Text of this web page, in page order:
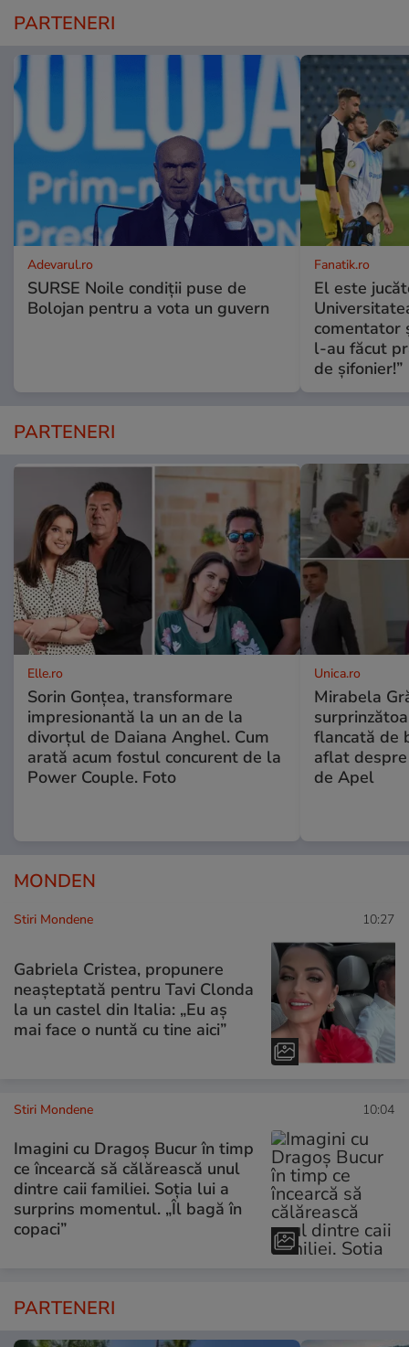
PARTENERI
Adevarul.ro
SURSE Noile condiții puse de
Bolojan pentru a vota un guvern
Fanatik.ro
El este
comentator
l-au făcut
de șifonier!”
PARTENERI
Elle.ro
Sorin Gonțea, transformare
impresionantă la un an de la
divorțul de Daiana Anghel. Cum
arată acum fostul concurent de la
Power Couple. Foto
Unica.ro
Mirabela
flancată de
aflat
de Apel
MONDEN
Stiri Mondene 10:27
Gabriela Cristea, propunere
neașteptată pentru Tavi Clonda
la un castel din Italia: „Eu aș
mai face o nuntă cu tine aici”
Stiri Mondene 10:04
Imagini cu Dragoș Bucur în timp
ce încearcă să călărească unul
dintre caii familiei. Soția lui a
surprins momentul. „Îl bagă în
copaci”
PARTENERI